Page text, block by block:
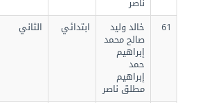
خالد وليد
صالح محمد
إبراهيم
إبراهيم
مطلق ناصر
ابتدائي الثاني